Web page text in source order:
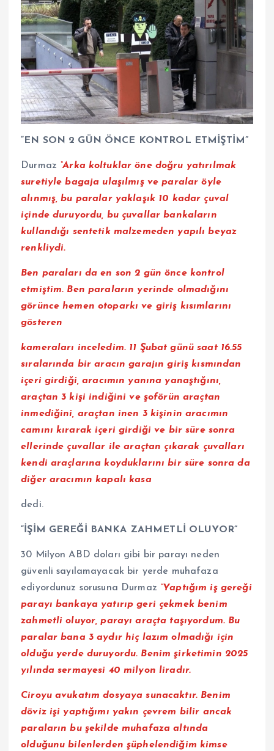
“EN SON 2 GÜN ÖNCE KONTROL ETMİŞTİM”
Durmaz “Arka koltuklar öne doğru yatırılmak
suretiyle bagaja ulaşılmış ve paralar öyle
alınmış, bu paralar yaklaşık 10 kadar çuval
içinde duruyordu, bu çuvallar bankaların
kullandığı sentetik malzemeden yapılı beyaz
renkliydi.
Ben paraları da en son 2 gün önce kontrol
etmiştim. Ben paraların yerinde olmadığını
görünce hemen otoparkı ve giriş kısımlarını
gösteren
kameraları inceledim. 11 Şubat günü saat 16.55
sıralarında bir aracın garajın giriş kısmından
içeri girdiği, aracımın yanına yanaştığını,
araçtan 3 kişi indiğini ve şoförün araçtan
inmediğini, araçtan inen 3 kişinin aracımın
camını kırarak içeri girdiği ve bir süre sonra
ellerinde çuvallar ile araçtan çıkarak çuvalları
kendi araçlarına koyduklarını bir süre sonra da
diğer aracımın kapalı kasa
dedi.
“İŞİM GEREĞİ BANKA ZAHMETLİ OLUYOR”
30 Milyon ABD doları gibi bir parayı neden
güvenli sayılamayacak bir yerde muhafaza
ediyordunuz sorusuna Durmaz “Yaptığım iş gereği
parayı bankaya yatırıp geri çekmek benim
zahmetli oluyor, parayı araçta taşıyordum. Bu
paralar bana 3 aydır hiç lazım olmadığı için
olduğu yerde duruyordu. Benim şirketimin 2025
yılında sermayesi 40 milyon liradır.
Ciroyu avukatım dosyaya sunacaktır. Benim
döviz işi yaptığımı yakın çevrem bilir ancak
paraların bu şekilde muhafaza altında
olduğunu bilenlerden şüphelendiğim kimse